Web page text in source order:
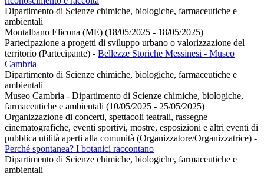
Dipartimento di Scienze chimiche, biologiche, farmaceutiche e
ambientali
Montalbano Elicona (ME) (18/05/2025 - 18/05/2025)
Partecipazione a progetti di sviluppo urbano o valorizzazione del
territorio (Partecipante) - Bellezze Storiche Messinesi - Museo
Cambria
Dipartimento di Scienze chimiche, biologiche, farmaceutiche e
ambientali
Museo Cambria - Dipartimento di Scienze chimiche, biologiche,
farmaceutiche e ambientali (10/05/2025 - 25/05/2025)
Organizzazione di concerti, spettacoli teatrali, rassegne
cinematografiche, eventi sportivi, mostre, esposizioni e altri eventi di
pubblica utilità aperti alla comunità (Organizzatore/Organizzatrice) -
Perché spontanea? I botanici raccontano
Dipartimento di Scienze chimiche, biologiche, farmaceutiche e
ambientali